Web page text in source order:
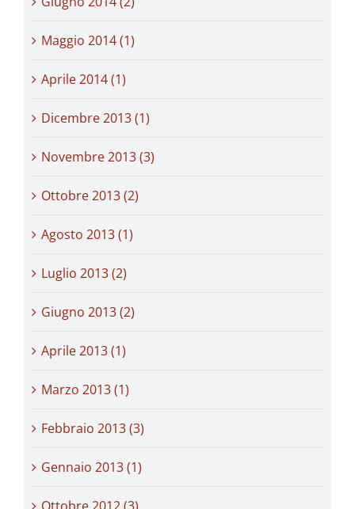
Maggio 2014 (1)
Aprile 2014 (1)
Dicembre 2013 (1)
Novembre 2013 (3)
Ottobre 2013 (2)
Agosto 2013 (1)
Luglio 2013 (2)
Giugno 2013 (2)
Aprile 2013 (1)
Marzo 2013 (1)
Febbraio 2013 (3)
Gennaio 2013 (1)